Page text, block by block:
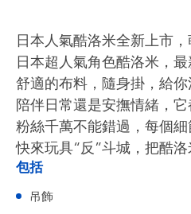
盲盒
角色收藏
生活雜貨
日本人氣酷洛米全新上市，
日本超人氣角色酷洛米，
舒適的布料，隨身掛，給
陪伴日常還是安撫情緒，
粉絲千萬不能錯過，每個細
快來玩具“反”斗城，把酷洛
包括
吊飾